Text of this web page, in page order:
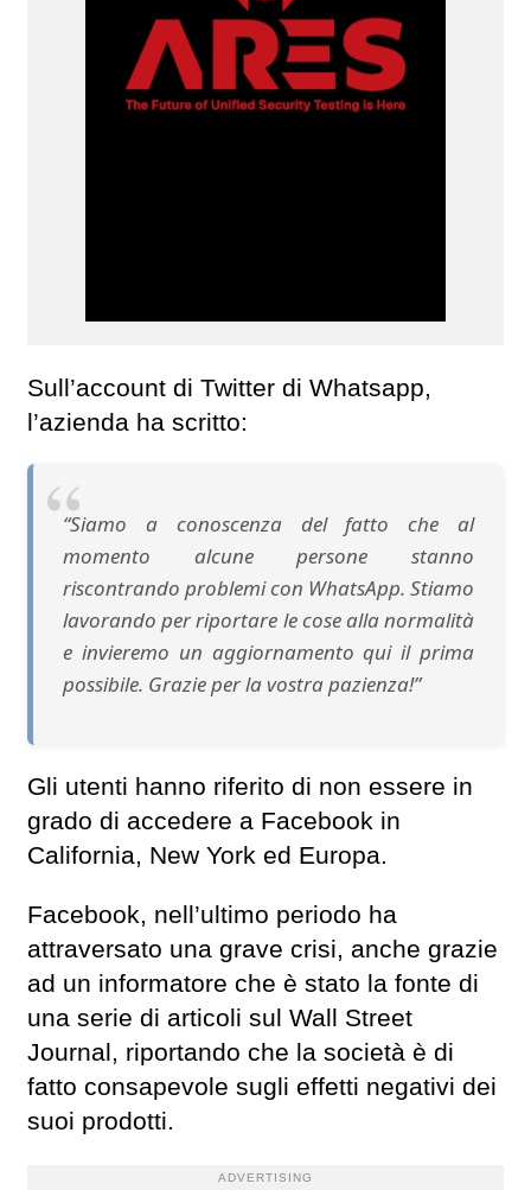
Sull’account di Twitter di Whatsapp,
l’azienda ha scritto:
“Siamo a conoscenza del fatto che al
momento alcune persone stanno
riscontrando problemi con WhatsApp. Stiamo
lavorando per riportare le cose alla normalità
e invieremo un aggiornamento qui il prima
possibile. Grazie per la vostra pazienza!”
Gli utenti hanno riferito di non essere in
grado di accedere a Facebook in
California, New York ed Europa.
Facebook, nell’ultimo periodo ha
attraversato una grave crisi, anche grazie
ad un informatore che è stato la fonte di
una serie di articoli sul Wall Street
Journal, riportando che la società è di
fatto consapevole sugli effetti negativi dei
suoi prodotti.
ADVERTISING